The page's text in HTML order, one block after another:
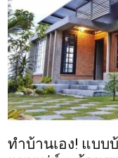
ทำบ้านเอง! แบบ